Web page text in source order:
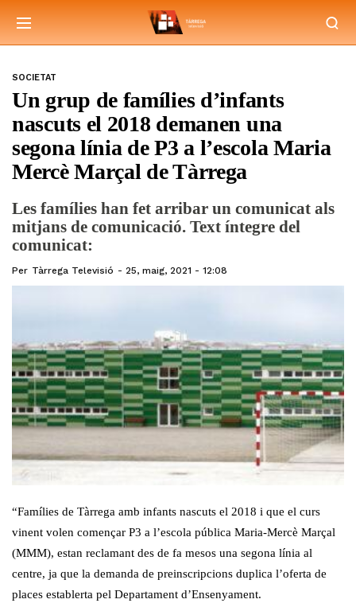
SOCIETAT
Un grup de famílies d’infants
nascuts el 2018 demanen una
segona línia de P3 a l’escola Maria
Mercè Marçal de Tàrrega
Les famílies han fet arribar un comunicat als
mitjans de comunicació. Text íntegre del
comunicat:
Per Tàrrega Televisió 25, maig, 2021 - 12:08
“Famílies de Tàrrega amb infants nascuts el 2018 i que el curs
vinent volen començar P3 a l’escola pública Maria-Mercè Marçal
(MMM), estan reclamant des de fa mesos una segona línia al
centre, ja que la demanda de preinscripcions duplica l’oferta de
places establerta pel Departament d’Ensenyament.